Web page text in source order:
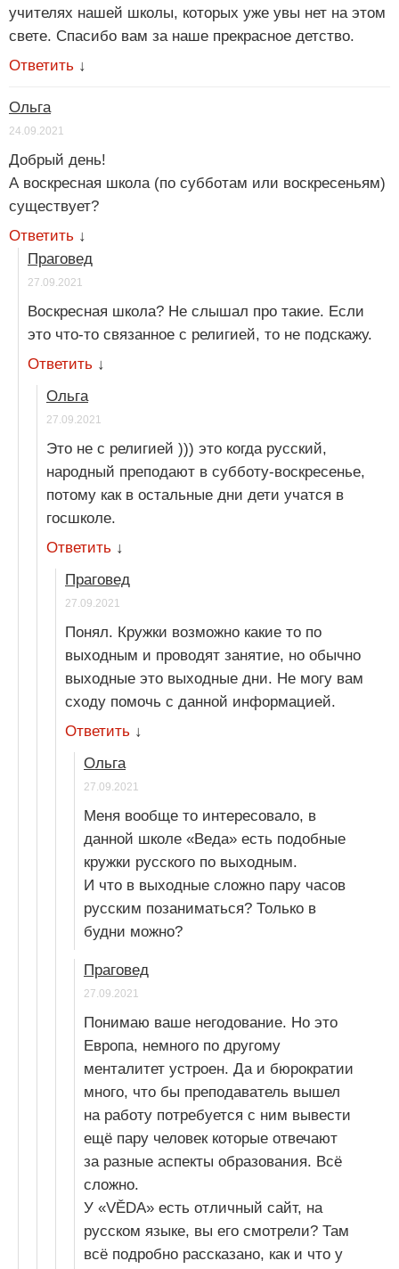
учителях нашей школы, которых уже увы нет на этом
свете. Спасибо вам за наше прекрасное детство.
Ответить ↓
Ольга
24.09.2021
Добрый день!
А воскресная школа (по субботам или воскресеньям)
существует?
Ответить ↓
Праговед
27.09.2021
Воскресная школа? Не слышал про такие. Если
это что-то связанное с религией, то не подскажу.
Ответить ↓
Ольга
27.09.2021
Это не с религией ))) это когда русский,
народный преподают в субботу-воскресенье,
потому как в остальные дни дети учатся в
госшколе.
Ответить ↓
Праговед
27.09.2021
Понял. Кружки возможно какие то по
выходным и проводят занятие, но обычно
выходные это выходные дни. Не могу вам
сходу помочь с данной информацией.
Ответить ↓
Ольга
27.09.2021
Меня вообще то интересовало, в
данной школе «Веда» есть подобные
кружки русского по выходным.
И что в выходные сложно пару часов
русским позаниматься? Только в
будни можно?
Праговед
27.09.2021
Понимаю ваше негодование. Но это
Европа, немного по другому
менталитет устроен. Да и бюрократии
много, что бы преподаватель вышел
на работу потребуется с ним вывести
ещё пару человек которые отвечают
за разные аспекты образования. Всё
сложно.
У «VĚDA» есть отличный сайт, на
русском языке, вы его смотрели? Там
всё подробно рассказано, как и что у